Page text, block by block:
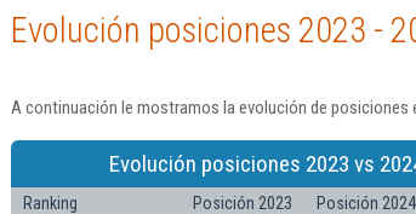
Evolución posiciones 2023 -
A continuación le mostramos la evolución de posiciones
Evolución posiciones 2023 vs
Ranking Posición 2023 Posición 2024